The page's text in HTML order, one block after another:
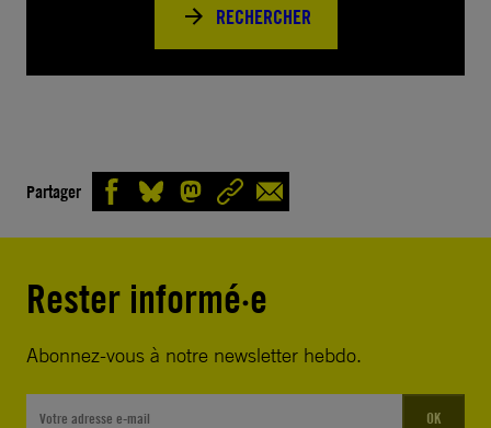
RECHERCHER
Partager
Rester informé·e
Abonnez-vous à notre newsletter hebdo.
OK